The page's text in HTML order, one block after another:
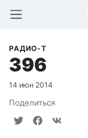
РАДИО-Т
396
14 июн 2014
Поделиться